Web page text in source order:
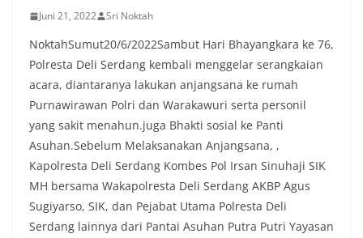
Juni 21, 2022 Sri Noktah
NoktahSumut20/6/2022Sambut Hari Bhayangkara ke 76,
Polresta Deli Serdang kembali menggelar serangkaian
acara, diantaranya lakukan anjangsana ke rumah
Purnawirawan Polri dan Warakawuri serta personil
yang sakit menahun.juga Bhakti sosial ke Panti
Asuhan.Sebelum Melaksanakan Anjangsana, ,
Kapolresta Deli Serdang Kombes Pol Irsan Sinuhaji SIK
MH bersama Wakapolresta Deli Serdang AKBP Agus
Sugiyarso, SIK, dan Pejabat Utama Polresta Deli
Serdang lainnya dari Pantai Asuhan Putra Putri Yayasan